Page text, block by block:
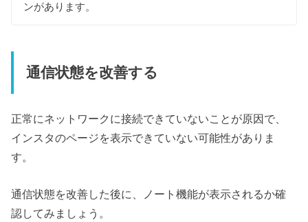
ンがあります。
通信状態を改善する
正常にネットワークに接続できていないことが原因で、
インスタのページを表示できていない可能性がありま
す。
通信状態を改善した後に、ノート機能が表示されるか確
認してみましょう。